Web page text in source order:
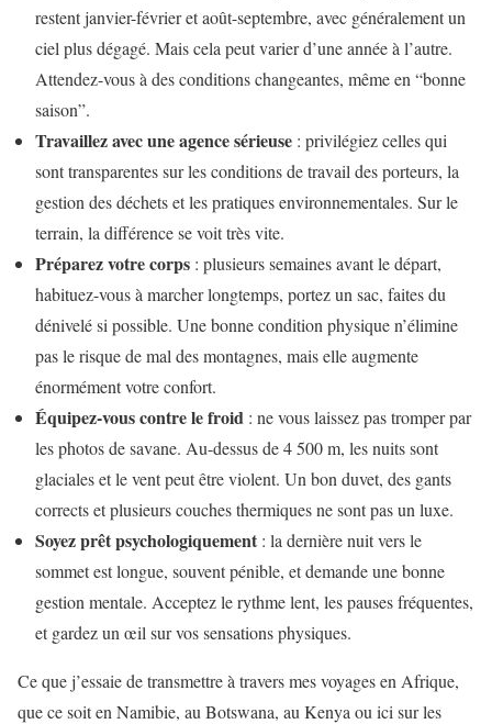
restent janvier-février et août-septembre, avec généralement un
ciel plus dégagé. Mais cela peut varier d’une année à l’autre.
Attendez-vous à des conditions changeantes, même en “bonne
saison”.
Travaillez avec une agence sérieuse : privilégiez celles qui
sont transparentes sur les conditions de travail des porteurs, la
gestion des déchets et les pratiques environnementales. Sur le
terrain, la différence se voit très vite.
Préparez votre corps : plusieurs semaines avant le départ,
habituez-vous à marcher longtemps, portez un sac, faites du
dénivelé si possible. Une bonne condition physique n’élimine
pas le risque de mal des montagnes, mais elle augmente
énormément votre confort.
Équipez-vous contre le froid : ne vous laissez pas tromper par
les photos de savane. Au-dessus de 4 500 m, les nuits sont
glaciales et le vent peut être violent. Un bon duvet, des gants
corrects et plusieurs couches thermiques ne sont pas un luxe.
Soyez prêt psychologiquement : la dernière nuit vers le
sommet est longue, souvent pénible, et demande une bonne
gestion mentale. Acceptez le rythme lent, les pauses fréquentes,
et gardez un œil sur vos sensations physiques.
Ce que j’essaie de transmettre à travers mes voyages en Afrique,
que ce soit en Namibie, au Botswana, au Kenya ou ici sur les